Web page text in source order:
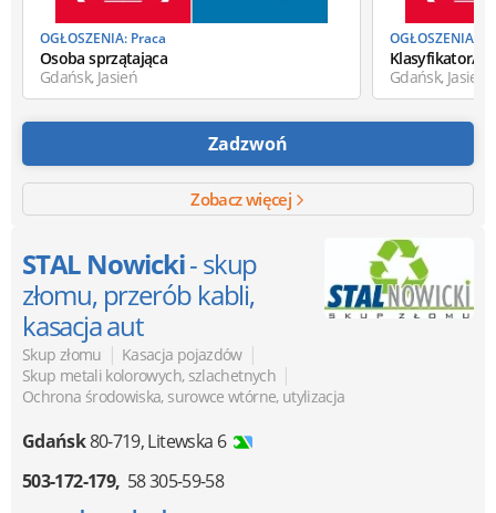
OGŁOSZENIA: Praca
Osoba sprzątająca
Gdańsk, Jasień
OGŁOSZENIA:
Klasyfikator/
Gdańsk, Jasień
Zadzwoń
Zobacz więcej
STAL Nowicki- skup
złomu, przerób kabli,
kasacja aut
Skup złomu | Kasacja pojazdów |
Skup metali kolorowych, szlachetnych |
Ochrona środowiska, surowce wtórne, utylizacja
Gdańsk80-719,Litewska 6
503-172-179 58 305-59-58